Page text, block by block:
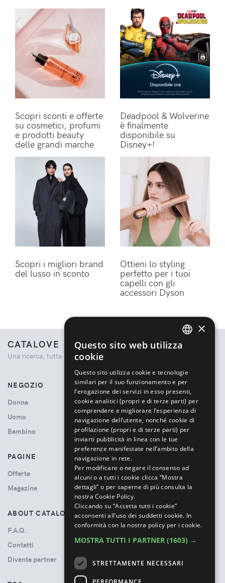
Scopri sconti e offerte
su cosmetici, profumi
e prodotti beauty
delle grandi marche
Deadpool & Wolverine
è finalmente
disponibile su
Disney+!
Scopri i migliori brand
del lusso in sconto
Ottieni lo styling
perfetto per i tuoi
capelli con gli
accessori Dyson
CATALOVE
Una ricerca, tutta la moda.
NEGOZIO
Donna
Uomo
Bambino
PAGINE
Offerte
Magazine
ABOUT CATALOVE
F.A.Q.
Contatti
Diventa partner
×
Questo sito web utilizza
cookie
Questo sito utilizza cookie e tecnologie
similari per il suo funzionamento e per
l’erogazione dei servizi in esso presenti,
cookie analitici (propri e di terze parti) per
comprendere e migliorare l’esperienza di
navigazione dell’utente, nonché cookie di
profilazione (propri e di terze parti) per
inviarti pubblicità in linea con le tue
preferenze manifestate nell’ambito della
navigazione in rete.
Per modificare o negare il consenso ad
alcuni o a tutti i cookie clicca “Mostra
dettagli” o per saperne di più consulta la
nostra Cookie Policy.
Cliccando su “Accetta tutti i cookie”
acconsenti all’uso dei suddetti cookie. In
conformità con la nostra policy per i cookie.
MOSTRA TUTTI I PARTNER (1603) →
STRETTAMENTE NECESSARI